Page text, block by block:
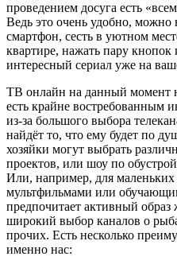
проведением досуга есть
Ведь это очень удобно, можно
смартфон, сесть в уютном
квартире, нажать пару
интересный сериал уже на
ТВ онлайн на данный момент
есть крайне востребованным
из-за большого выбора
найдёт то, что ему будет по
хозяйки могут выбрать
проектов, или шоу по
Или, например, для маленьких
мультфильмами или
предпочитает активный
широкий выбор каналов о
прочих. Есть несколько
именно нас: